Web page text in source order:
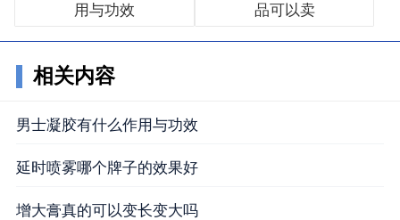
用与功效
品可以卖
相关内容
男士凝胶有什么作用与功效
延时喷雾哪个牌子的效果好
增大膏真的可以变长变大吗